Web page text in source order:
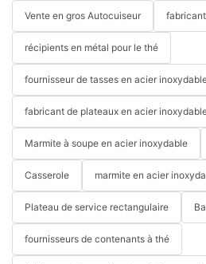
Vente en gros Autocuiseur
récipients en métal pour le thé
fournisseur de tasses en acier
fabricant de plateaux en acier
Marmite à soupe en acier inoxydable
Casserole marmite en acier
Plateau de service rectangulaire
fournisseurs de contenants à thé